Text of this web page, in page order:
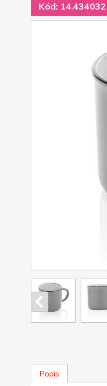
Kód: 14.434032
Popis